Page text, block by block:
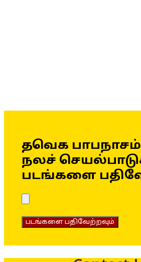
தவெக
நலச்
படங்களை
படங்களை பதிவேற்றவும்